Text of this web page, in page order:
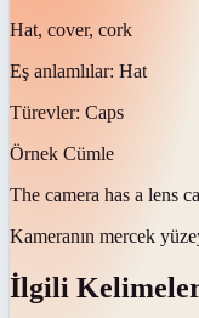
Hat, cover, cork
Eş anlamlılar: Hat
Türevler: Caps
Örnek Cümle
The camera has a lens
Kameranın mercek
İlgili